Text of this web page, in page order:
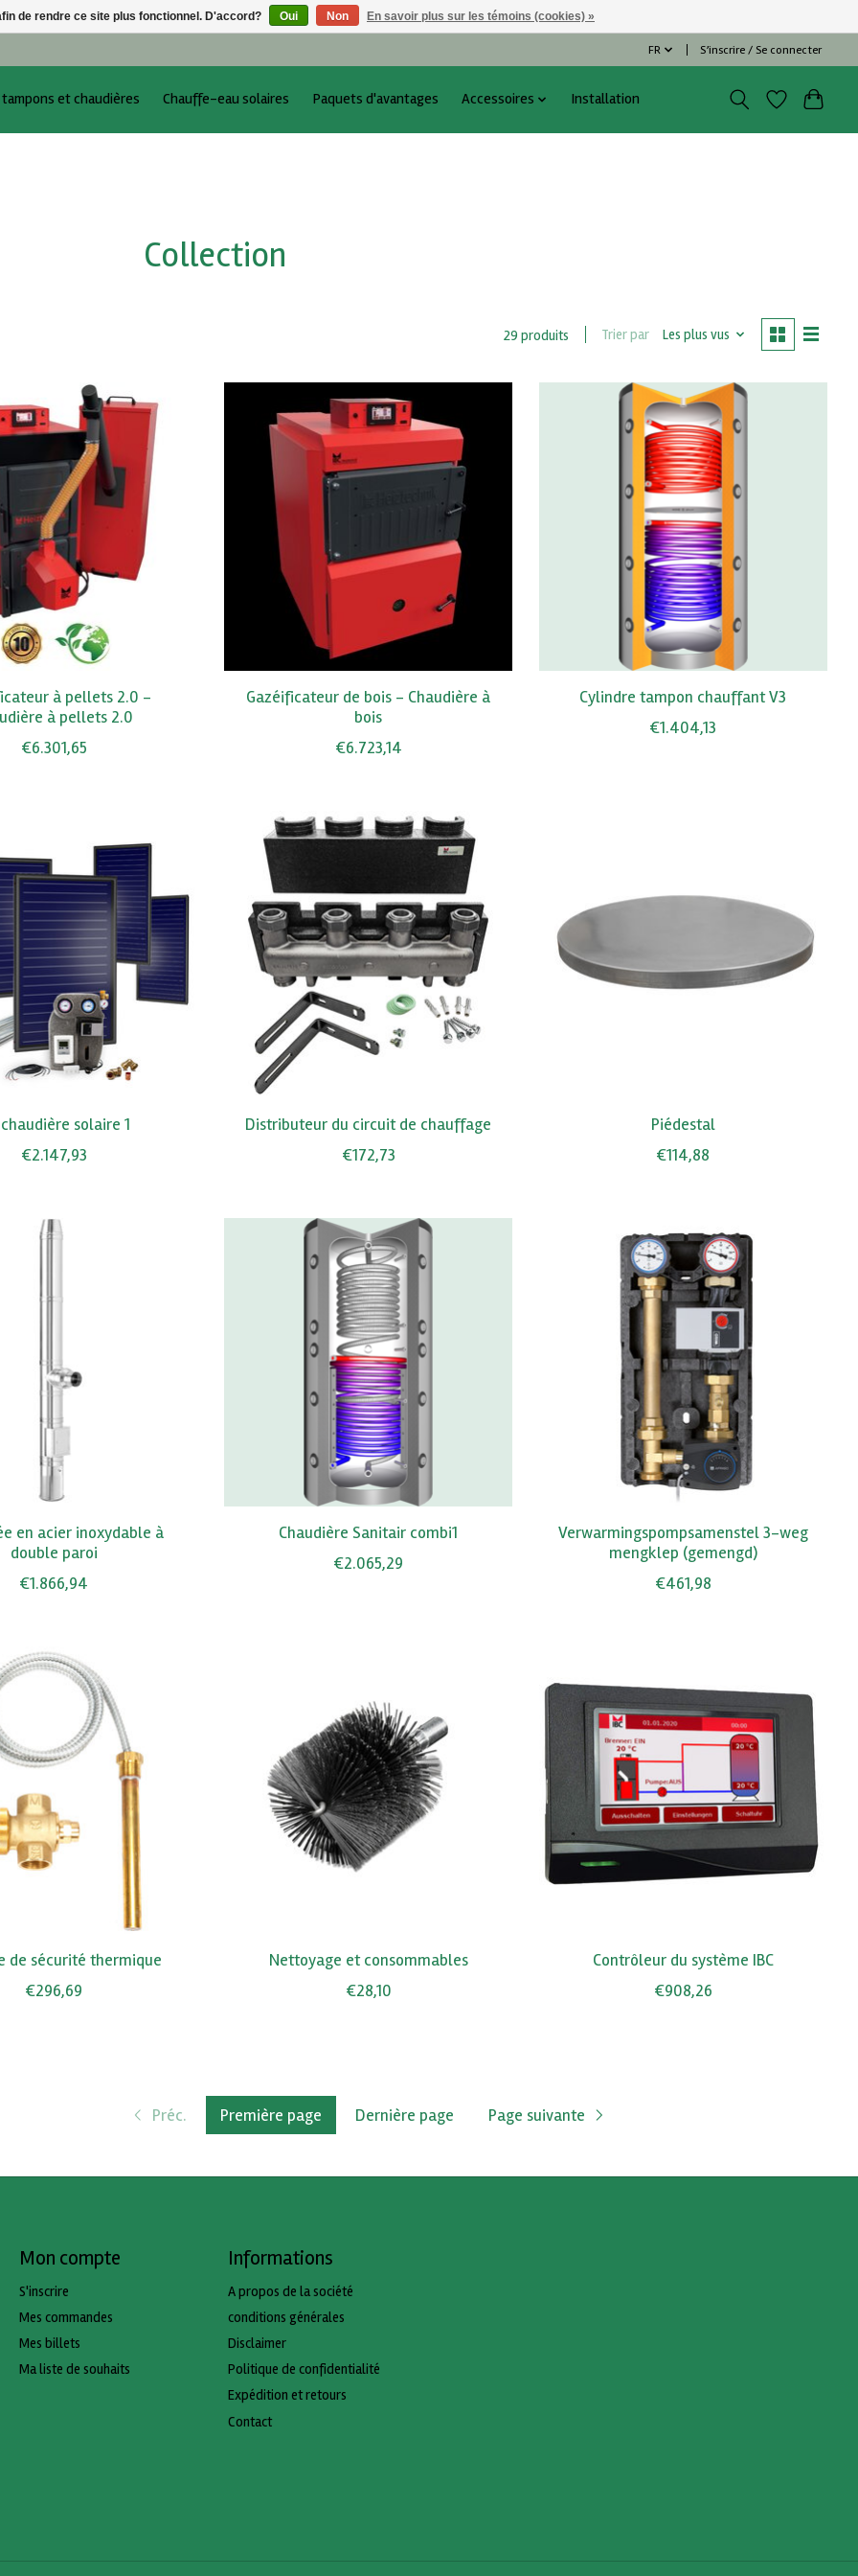
FR S’inscrire / Se connecter
et chaudières Chauffe-eau solaires Paquets d'avantages Accessoires Installation
Collection
29 produits Trier par Les plus vus
à pellets 2.0 -
à pellets 2.0
€6.301,65
Gazéificateur de bois - Chaudière à
bois
€6.723,14
Cylindre tampon chauffant V3
€1.404,13
solaire 1
€2.147,93
Distributeur du circuit de chauffage
€172,73
Piédestal
€114,88
en acier inoxydable à
double paroi
€1.866,94
Chaudière Sanitair combi1
€2.065,29
Verwarmingspompsamenstel 3-weg
mengklep (gemengd)
€461,98
de sécurité thermique
€296,69
Nettoyage et consommables
€28,10
Contrôleur du système IBC
€908,26
Préc. Première page Dernière page Page suivante
Mon compte
S'inscrire
Mes commandes
Mes billets
Ma liste de souhaits
Informations
A propos de la société
conditions générales
Disclaimer
Politique de confidentialité
Expédition et retours
Contact
de rendre ce site plus fonctionnel. D'accord? Oui Non En savoir plus sur les témoins (cookies) »